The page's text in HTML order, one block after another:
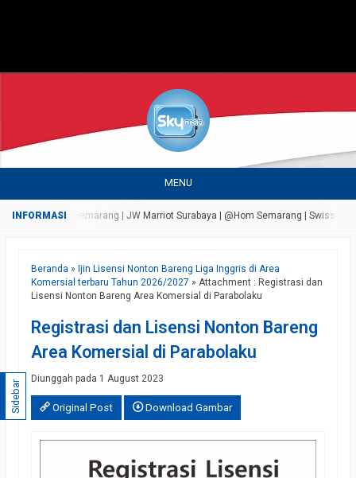
MENU
Bandungan Semarang | JW Marriot Surabaya | @Hom Semarang | Swiss
Beranda » Ijin Lisensi Nonton Bareng Liga Inggris di Area
Komersial terbaru Tahun 2026/2027 » Attachment : Registrasi dan
Lisensi Nonton Bareng Area Komersial di Parabolaku
Registrasi dan Lisensi Nonton Bareng
Area Komersial di Parabolaku
Diunggah pada 1 August 2023
Original Post Download Gambar
Sidebar